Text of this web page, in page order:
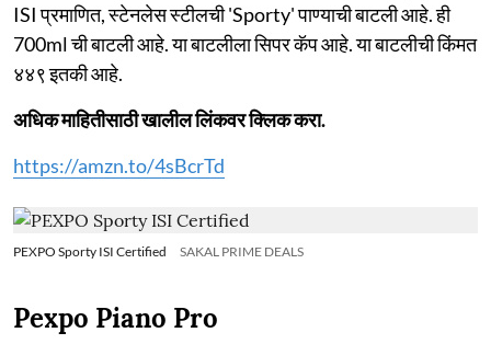
ISI प्रमाणित, स्टेनलेस स्टीलची 'Sporty' पाण्याची बाटली आहे. ही
700ml ची बाटली आहे. या बाटलीला सिपर कॅप आहे. या बाटलीची किंमत
४४९ इतकी आहे.
अधिक माहितीसाठी खालील लिंकवर क्लिक करा.
https://amzn.to/4sBcrTd
PEXPO Sporty ISI Certified SAKAL PRIME DEALS
Pexpo Piano Pro